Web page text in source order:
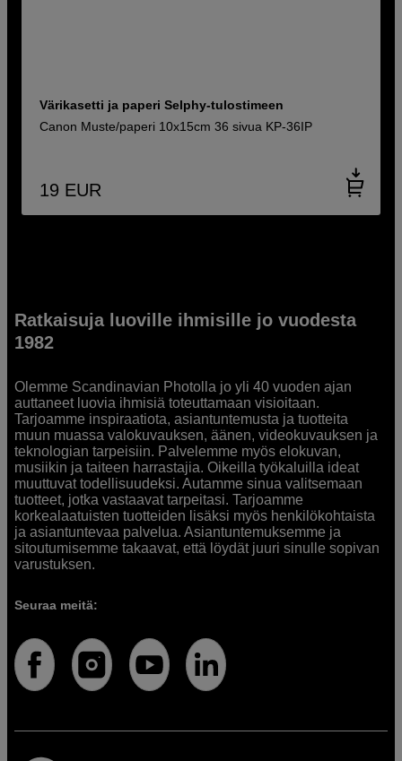
Värikasetti ja paperi Selphy-tulostimeen
Canon Muste/paperi 10x15cm 36 sivua KP-36IP
19 EUR
Ratkaisuja luoville ihmisille jo vuodesta
1982
Olemme Scandinavian Photolla jo yli 40 vuoden ajan
auttaneet luovia ihmisiä toteuttamaan visioitaan.
Tarjoamme inspiraatiota, asiantuntemusta ja tuotteita
muun muassa valokuvauksen, äänen, videokuvauksen ja
teknologian tarpeisiin. Palvelemme myös elokuvan,
musiikin ja taiteen harrastajia. Oikeilla työkaluilla ideat
muuttuvat todellisuudeksi. Autamme sinua valitsemaan
tuotteet, jotka vastaavat tarpeitasi. Tarjoamme
korkealaatuisten tuotteiden lisäksi myös henkilökohtaista
ja asiantuntevaa palvelua. Asiantuntemuksemme ja
sitoutumisemme takaavat, että löydät juuri sinulle sopivan
varustuksen.
Seuraa meitä: